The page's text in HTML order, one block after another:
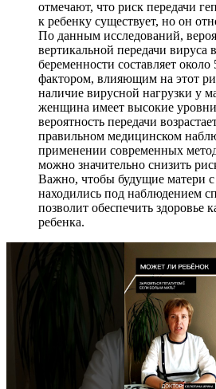
отмечают, что риск передачи
к ребенку существует, но он
По данным исследований,
вертикальной передачи вируса
беременности составляет
фактором, влияющим на этот
наличие вирусной нагрузки у
женщина имеет высокие
вероятность передачи
правильном медицинском
применении современных
можно значительно снизить
Важно, чтобы будущие матери
находились под наблюдением
позволит обеспечить здоровье
ребенка.